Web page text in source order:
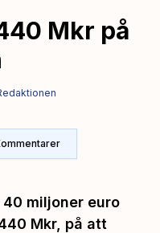
Mkr på
miljoner euro
Mkr, på att